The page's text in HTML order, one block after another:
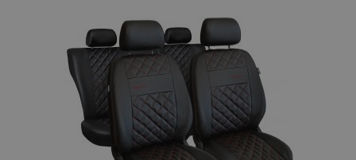
Lista
de
Deseos